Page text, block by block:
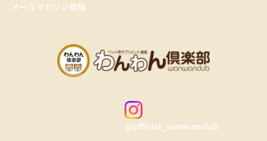
メールマガジン登録
@official_wanwanclub